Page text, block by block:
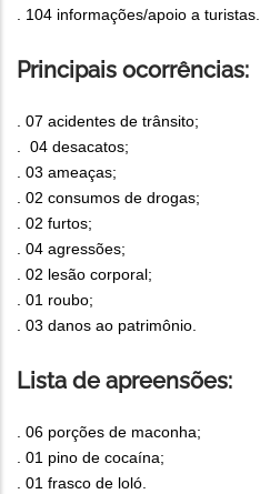
. 104 informações/apoio a turistas.
Principais ocorrências:
. 07 acidentes de trânsito;
. 04 desacatos;
. 03 ameaças;
. 02 consumos de drogas;
. 02 furtos;
. 04 agressões;
. 02 lesão corporal;
. 01 roubo;
. 03 danos ao patrimônio.
Lista de apreensões:
. 06 porções de maconha;
. 01 pino de cocaína;
. 01 frasco de loló.